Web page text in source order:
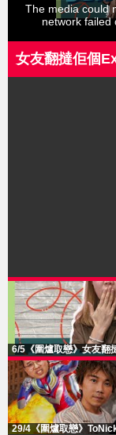
The media could
network failed
女友翻撻佢個
6/5《圍爐取戀》女友翻
29/4《圍爐取戀》